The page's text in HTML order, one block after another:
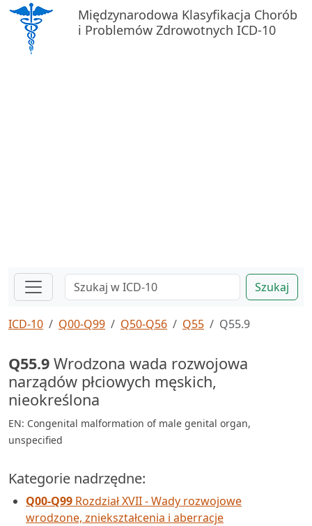
Międzynarodowa Klasyfikacja Chorób
i Problemów Zdrowotnych ICD-10
Szukaj
ICD-10 Q00-Q99 Q50-Q56 Q55 Q55.9
Q55.9 Wrodzona wada rozwojowa
narządów płciowych męskich,
nieokreślona
EN: Congenital malformation of male genital organ,
unspecified
Kategorie nadrzędne:
Q00-Q99 Rozdział XVII - Wady rozwojowe
wrodzone, zniekształcenia i aberracje